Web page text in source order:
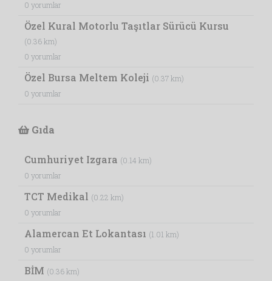
0 yorumlar
Özel Kural Motorlu Taşıtlar Sürücü Kursu
(0.36 km)
0 yorumlar
Özel Bursa Meltem Koleji (0.37 km)
0 yorumlar
Gıda
Cumhuriyet Izgara (0.14 km)
0 yorumlar
TCT Medikal (0.22 km)
0 yorumlar
Alamercan Et Lokantası (1.01 km)
0 yorumlar
BİM (0.36 km)